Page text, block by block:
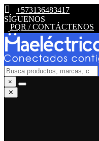
+573136483417
SÍGUENOS
PQR / CONTÁCTENOS
×
✕